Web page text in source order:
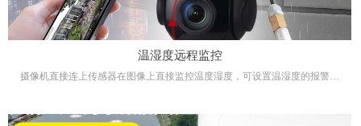
温湿度远程监控
摄像机直接连上传感器在图像上直接监控温度湿度，可设置温湿度的报警阈